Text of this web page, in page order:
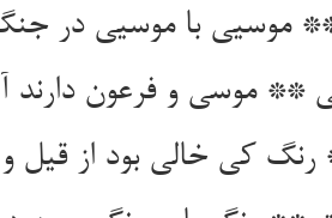
موسیی با موسیی در